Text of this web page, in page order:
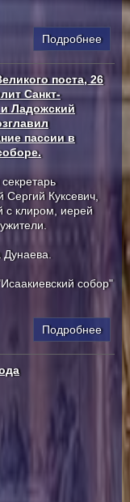
Подробнее
поста, 26
Санкт-
и Ладожский
пассии в
Сергий Куксевич,
с клиром, иерей
собор"
Подробнее